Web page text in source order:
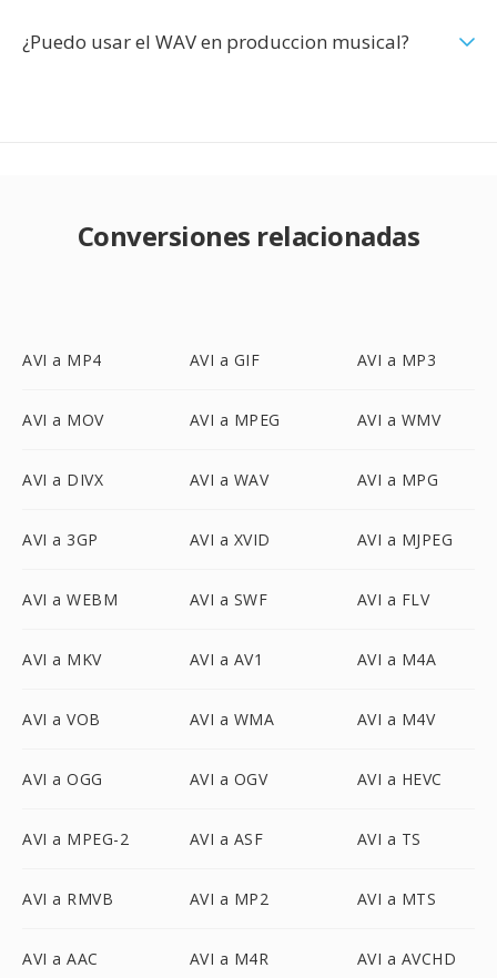
¿Puedo usar el WAV en produccion musical?
Conversiones relacionadas
AVI a MP4 AVI a GIF AVI a MP3
AVI a MOV AVI a MPEG AVI a WMV
AVI a DIVX AVI a WAV AVI a MPG
AVI a 3GP AVI a XVID AVI a MJPEG
AVI a WEBM AVI a SWF AVI a FLV
AVI a MKV AVI a AV1 AVI a M4A
AVI a VOB AVI a WMA AVI a M4V
AVI a OGG AVI a OGV AVI a HEVC
AVI a MPEG-2 AVI a ASF AVI a TS
AVI a RMVB AVI a MP2 AVI a MTS
AVI a AAC AVI a M4R AVI a AVCHD